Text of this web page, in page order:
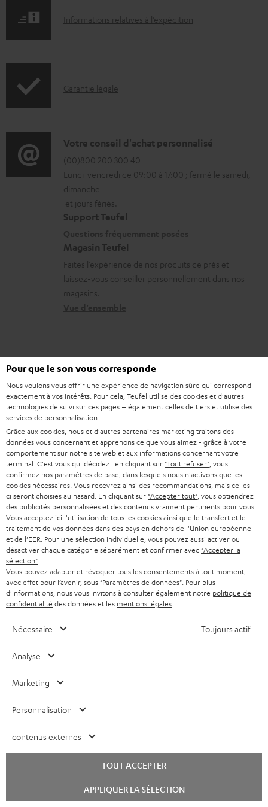
r
b
s
I
r
t
i
o
n
s
e
a
e
à
l
’
e
x
p
é
d
i
i
o
n
Informations relatives à l’expédition
I
o
r
m
a
t
o
n
s
a
t
i
v
e
s
à
l
a
g
a
r
a
n
t
i
e
Garantie légale
D
é
t
a
i
s
c
o
c
Votre conseil d'achat personnalisé
(00)800 200 300 40
Lundi-vendredi de 09:00 à 17:00 ; fermé le samedi,
dimanche
et jours fériés.
Support Teufel
Magasin Teufel
Faites l’expérience de nos produits de près et
laissez-vous conseiller personnellement dans nos
magasins.
1Information
En cas d’achat de ce produit seul un casque audio Teufel MOVE 2 gratuit
peut être attribué. Le décompte ou le retour en liquide de la valeur des
Teufel MOVE 2 sont impossibles. Les marchandises B-stock, les éditions
spéciales, les bons d’achat ne sont pas compris dans cette action.
Bons
En tant qu’élément gratuit les écouteurs Teufel MOVE 2 ne peuvent pas
être combinés avec un bon lors de la commande. Les bons ne sont pas
utilisables lorsque les Teufel MOVE 2 gratuits font partie de la commande.
Durée
Cette offre n’est valable que pour les commandes effectuées chez Teufel à
partir du 03.08.2026 à 00h00. Elle durera jusqu’à l’épuisement du stock de
Teufel MOVE 2 ou prendra fin au plus tard le 08.08.2026 à 23h59.
Retour
Les écouteurs Teufel MOVE 2 ont une valeur de vente de 29,99 €. Cette
offre est à considérer comme un tout. Les services proposés ne le sont
qu’ensemble. Une réalisation partielle du contrat (qui serait par exemple
réduite à l’utilisation des Teufel MOVE 2) est exclue.
Attention
sont pas concernés par les garanties Teufel de de 2 ans.
Livraison
La livraison des Teufel MOVE 2 n’a pas nécessairement lieu en même
temps que celle du produit que ces écouteurs accompagnent.
8 semaines d'essai
chat
Pour que le son vous corresponde
Nous voulons vous offrir une expérience de navigation sûre qui correspond
exactement à vos intérêts. Pour cela, Teufel utilise des cookies et d'autres
technologies de suivi sur ces pages – également celles de tiers et utilise des
services de personnalisation.
Grâce aux cookies, nous et d'autres partenaires marketing traitons des
données vous concernant et apprenons ce que vous aimez - grâce à votre
comportement sur notre site web et aux informations concernant votre
terminal. C'est vous qui décidez : en cliquant sur "Tout refuser" , vous
confirmez nos paramètres de base, dans lesquels nous n'activons que les
cookies nécessaires. Vous recevrez ainsi des recommandations, mais celles-
ci seront choisies au hasard. En cliquant sur "Accepter tout" , vous obtiendrez
des publicités personnalisées et des contenus vraiment pertinents pour vous.
Vous acceptez ici l'utilisation de tous les cookies ainsi que le transfert et le
traitement de vos données dans des pays en dehors de l'Union européenne
et de l'EER. Pour une sélection individuelle, vous pouvez aussi activer ou
désactiver chaque catégorie séparément et confirmer avec "Accepter la
sélection"
Vous pouvez adapter et révoquer tous les consentements à tout moment,
avec effet pour l’avenir, sous "Paramètres de données". Pour plus
d'informations, nous vous invitons à consulter également notre politique de
confidentialité des données et les mentions légales
Nécessaire Toujours actif
Analyse
Marketing
Personnalisation
contenus externes
TOUT ACCEPTER
APPLIQUER LA SÉLECTION